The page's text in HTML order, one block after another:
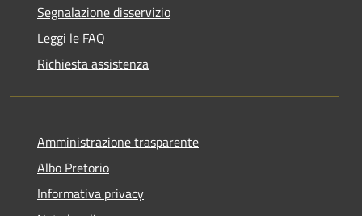
Segnalazione disservizio
Leggi le FAQ
Richiesta assistenza
Amministrazione trasparente
Albo Pretorio
Informativa privacy